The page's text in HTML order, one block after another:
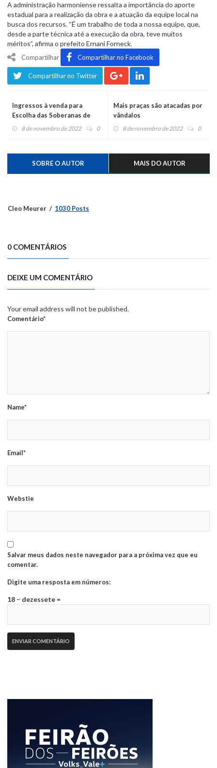
A administração harmoniense ressalta a importância do aporte
estadual para a realização da obra e a atuação da equipe local na
busca dos recursos. “É um trabalho de toda a nossa equipe, que,
desde a parte técnica até a execução da obra, teve muitos
méritos”, afirma o prefeito Ernani Forneck.
Compartilhar Compartilhar no Facebook
Compartilhar no Twitter
Ingressos à venda para
Escolha das Soberanas de
Salvador do Sul
8 de novembro de 2022 0
Mais praças são atacadas por
vândalos
8 de novembro de 2022 0
SOBRE O AUTOR MAIS DO AUTOR
Cleo Meurer 1030 Posts
0 COMENTÁRIOS
DEIXE UM COMENTÁRIO
Your email address will not be published.
Comentário*
Name*
Email*
Webstie
Salvar meus dados neste navegador para a próxima vez que eu
comentar.
Digite uma resposta em números:
18 − dezessete =